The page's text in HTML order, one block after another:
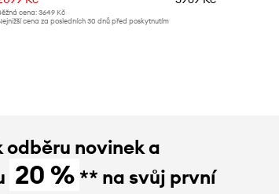
cena:3649 Kč
cena za posledních 30 dnů před poskytnutím
odběru novinek a
20 % ** na svůj první